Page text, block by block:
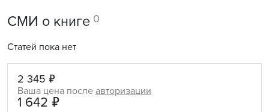
СМИ о книге 0
Статей пока нет
2 345 ₽
Ваша цена после авторизации
1 642 ₽